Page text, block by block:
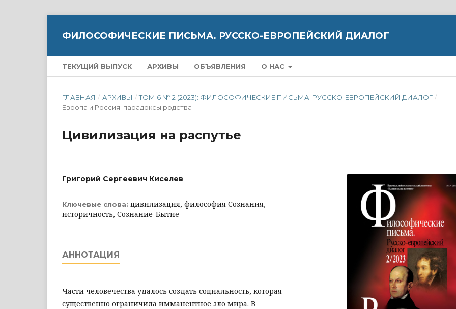
ФИЛОСОФИЧЕСКИЕ ПИСЬМА. РУССКО-ЕВРОПЕЙСКИЙ ДИАЛОГ
ТЕКУЩИЙ ВЫПУСК АРХИВЫ ОБЪЯВЛЕНИЯ О НАС
ГЛАВНАЯ / АРХИВЫ / ТОМ 6 № 2 (2023): ФИЛОСОФИЧЕСКИЕ ПИСЬМА. РУССКО-ЕВРОПЕЙСКИЙ ДИАЛОГ /
Европа и Россия: парадоксы родства
Цивилизация на распутье
Григорий Сергеевич Киселев
Ключевые слова: цивилизация, философия Сознания,
историчность, Сознание-Бытие
АННОТАЦИЯ
Части человечества удалось создать социальность, которая
существенно ограничила имманентное зло мира. В